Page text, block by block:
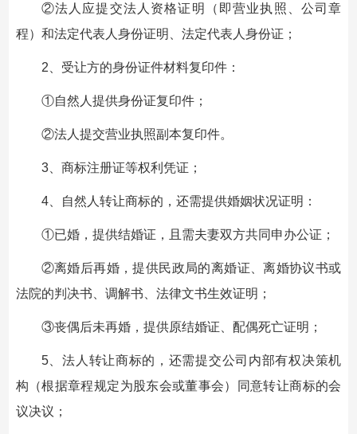
②法人应提交法人资格证明（即营业执照、公司章
程）和法定代表人身份证明、法定代表人身份证；
2、受让方的身份证件材料复印件：
①自然人提供身份证复印件；
②法人提交营业执照副本复印件。
3、商标注册证等权利凭证；
4、自然人转让商标的，还需提供婚姻状况证明：
①已婚，提供结婚证，且需夫妻双方共同申办公证；
②离婚后再婚，提供民政局的离婚证、离婚协议书或
法院的判决书、调解书、法律文书生效证明；
③丧偶后未再婚，提供原结婚证、配偶死亡证明；
5、法人转让商标的，还需提交公司内部有权决策机
构（根据章程规定为股东会或董事会）同意转让商标的会
议决议；